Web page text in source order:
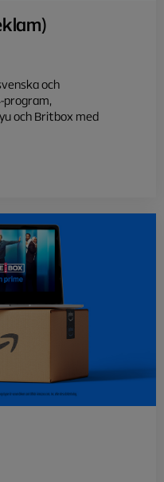
och
program,
och Britbox med